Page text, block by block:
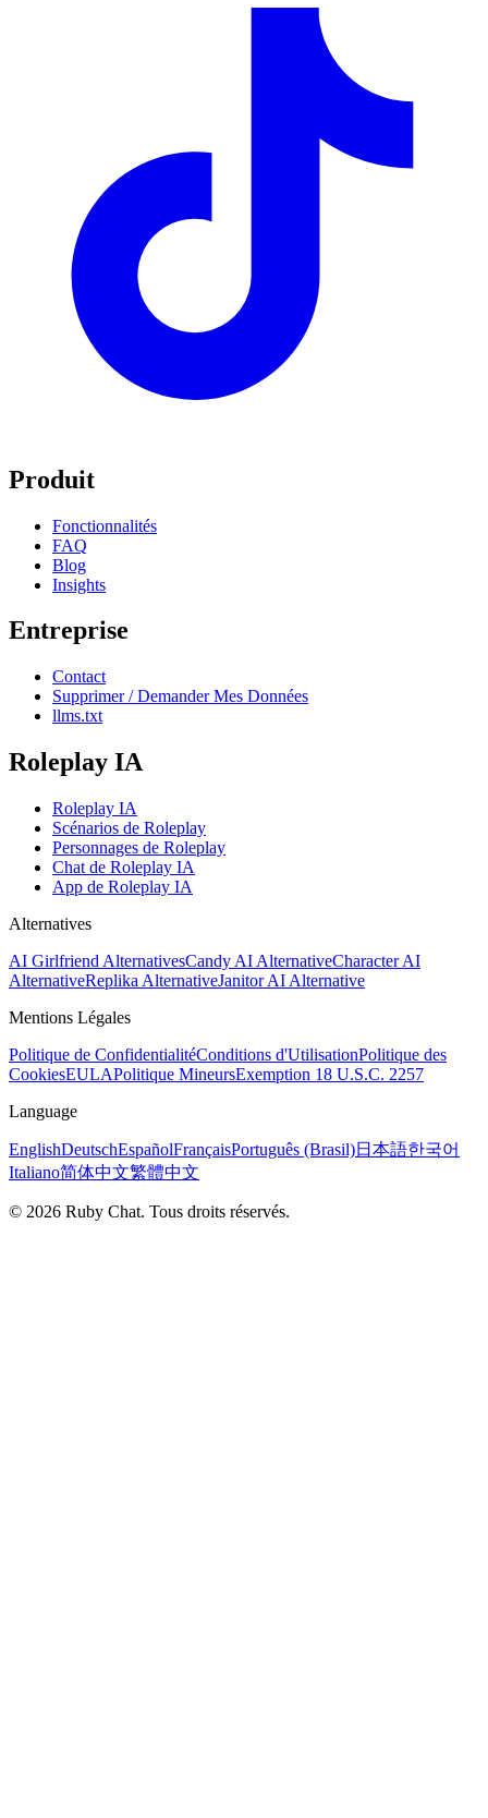
Produit
Fonctionnalités
FAQ
Blog
Insights
Entreprise
Contact
Supprimer / Demander Mes Données
llms.txt
Roleplay IA
Roleplay IA
Scénarios de Roleplay
Personnages de Roleplay
Chat de Roleplay IA
App de Roleplay IA
Alternatives
AI Girlfriend AlternativesCandy AI AlternativeCharacter AI
AlternativeReplika AlternativeJanitor AI Alternative
Mentions Légales
Politique de ConfidentialitéConditions d'UtilisationPolitique des
CookiesEULAPolitique MineursExemption 18 U.S.C. 2257
Language
EnglishDeutschEspañolFrançaisPortuguês (Brasil)日本語한국어
Italiano简体中文繁體中文
© 2026 Ruby Chat. Tous droits réservés.